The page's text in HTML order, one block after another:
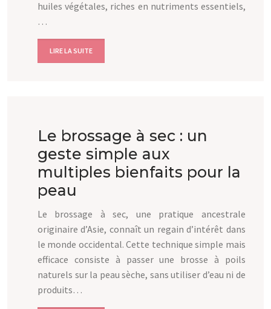
huiles végétales, riches en nutriments essentiels,
…
LIRE LA SUITE
Le brossage à sec : un
geste simple aux
multiples bienfaits pour la
peau
Le brossage à sec, une pratique ancestrale
originaire d’Asie, connaît un regain d’intérêt dans
le monde occidental. Cette technique simple mais
efficace consiste à passer une brosse à poils
naturels sur la peau sèche, sans utiliser d’eau ni de
produits…